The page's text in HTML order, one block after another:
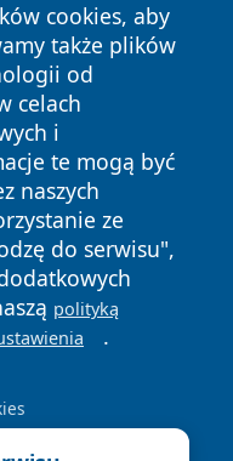
cookies, aby
także plików
od
celach
i
te mogą być
naszych
ze
do serwisu",
polityką
.
prawa
Polityka
Cookies